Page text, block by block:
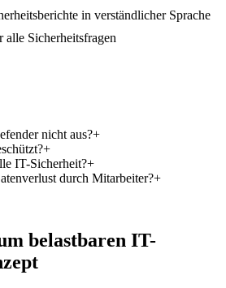
in verständlicher Sprache
Sicherheitsfragen
nicht aus?+
+
IT-Sicherheit?+
durch Mitarbeiter?+
belastbaren IT-